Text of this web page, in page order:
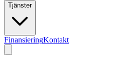
Tjänster
FinansieringKontakt